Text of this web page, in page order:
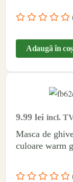
Adaugă în coș
9.99 lei incl.
Masca de
culoare warm